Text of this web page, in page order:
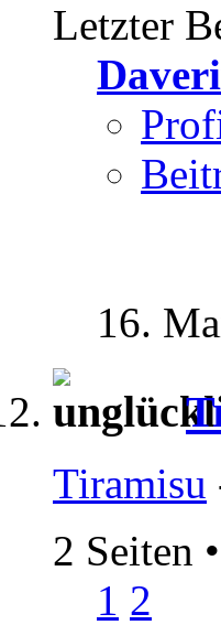
Letzter
16.
Tiramisu
2 Seiten •
1 2